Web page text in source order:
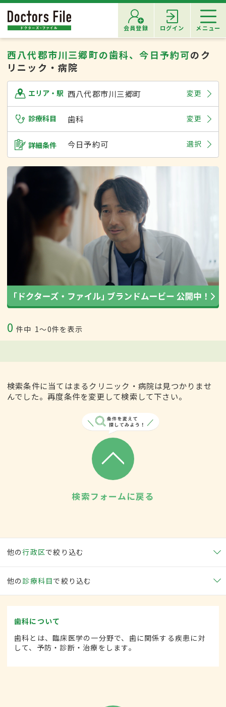
会員登録 ログイン メニュー
西八代郡市川三郷町の歯科、今日予約可のク
リニック・病院
エリア・駅 西八代郡市川三郷町 変更
診療科目 歯科 変更
詳細条件 今日予約可 選択
0 件中 1〜0件を表示
検索条件に当てはまるクリニック・病院は見つかりませ
んでした。再度条件を変更して検索して下さい。
検索フォームに戻る
他の行政区で絞り込む
他の 診療科目で絞り込む
歯科について
歯科とは、臨床医学の一分野で、歯に関係する疾患に対
して、予防・診断・治療をします。